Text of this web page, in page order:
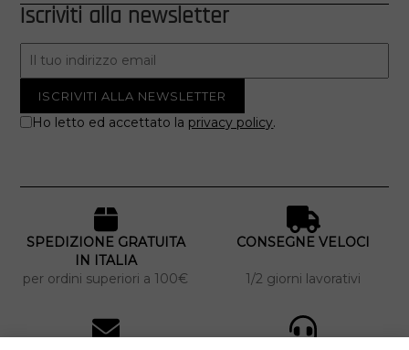
Iscriviti alla newsletter
Ho letto ed accettato la privacy policy.
SPEDIZIONE GRATUITA
IN ITALIA
per ordini superiori a 100€
CONSEGNE VELOCI
1/2 giorni lavorativi